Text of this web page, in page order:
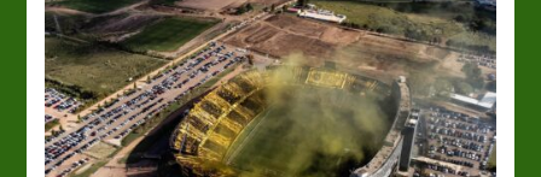
en
su
debut
en
la
Copa
Libertadores